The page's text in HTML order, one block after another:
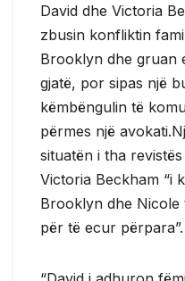
David dhe Victoria
zbusin konfliktin
Brooklyn dhe gruan
gjatë, por sipas një
këmbëngulin të
përmes një
situatën i tha
Victoria Beckham “i
Brooklyn dhe Nicole
për të ecur përpara”.